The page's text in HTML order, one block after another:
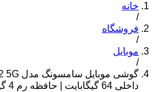
خانه
/
فروشگاه
/
موبایل
/
داخلی 64 گیگابایت | حافظه رم 4 گیگابایت